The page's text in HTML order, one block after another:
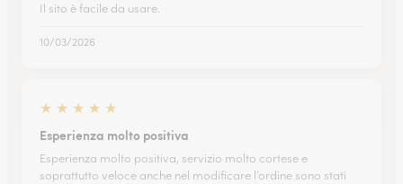
Il sito è facile da usare.
10/03/2026
★ ★ ★ ★ ★
Esperienza molto positiva
Esperienza molto positiva, servizio molto cortese e
soprattutto veloce anche nel modificare l’ordine sono stati